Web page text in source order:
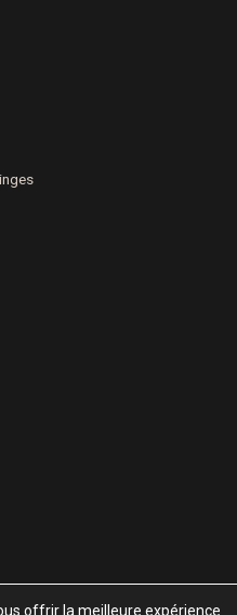
offrir la meilleure expérience